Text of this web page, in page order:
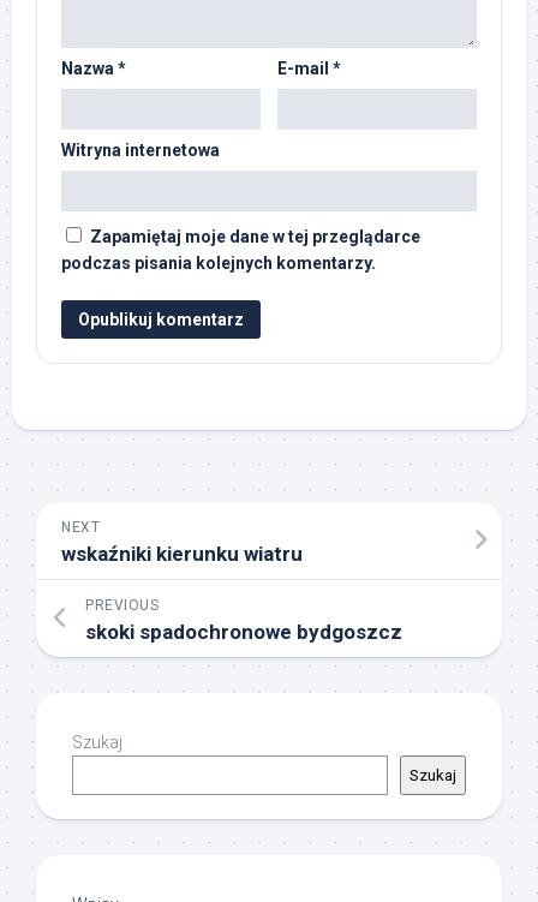
Nazwa* E-mail *
Witryna internetowa
Zapamiętaj moje dane w tej przeglądarce
podczas pisania kolejnych komentarzy.
NEXT
wskaźniki kierunku wiatru
PREVIOUS
skoki spadochronowe bydgoszcz
Szukaj
Szukaj